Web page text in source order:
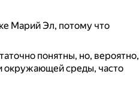
Марий Эл, потому что
понятны, но, вероятно,
окружающей среды, часто